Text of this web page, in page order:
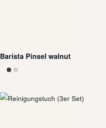
Barista Pinsel walnut